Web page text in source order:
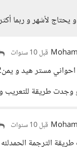
لأشهر و ربما أكثر
قبل 10 سنوات
مستر هيد و يمن2
وجدت طريقة للتعريب
قبل 10 سنوات
الترجمة الحمدلله